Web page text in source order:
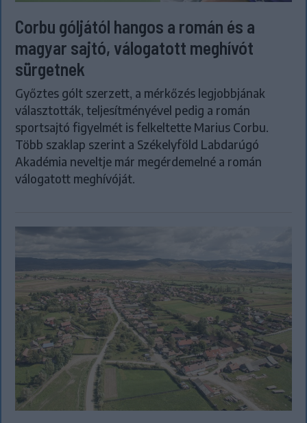
Corbu góljától hangos a román és a
magyar sajtó, válogatott meghívót
sürgetnek
Győztes gólt szerzett, a mérkőzés legjobbjának
választották, teljesítményével pedig a román
sportsajtó figyelmét is felkeltette Marius Corbu.
Több szaklap szerint a Székelyföld Labdarúgó
Akadémia neveltje már megérdemelné a román
válogatott meghívóját.